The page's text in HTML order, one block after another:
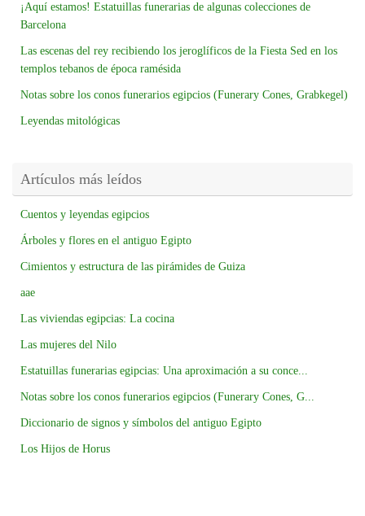
¡Aquí estamos! Estatuillas funerarias de algunas colecciones de
Barcelona
Las escenas del rey recibiendo los jeroglíficos de la Fiesta Sed en los
templos tebanos de época ramésida
Notas sobre los conos funerarios egipcios (Funerary Cones, Grabkegel)
Leyendas mitológicas
Artículos más leídos
Cuentos y leyendas egipcios
Árboles y flores en el antiguo Egipto
Cimientos y estructura de las pirámides de Guiza
aae
Las viviendas egipcias: La cocina
Las mujeres del Nilo
Estatuillas funerarias egipcias: Una aproximación a su conce...
Notas sobre los conos funerarios egipcios (Funerary Cones, G...
Diccionario de signos y símbolos del antiguo Egipto
Los Hijos de Horus